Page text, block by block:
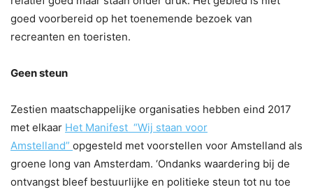
goed voorbereid op het toenemende bezoek van
recreanten en toeristen.
Geen steun
Zestien maatschappelijke organisaties hebben eind 2017
met elkaar Het Manifest “Wij staan voor
Amstelland” opgesteld met voorstellen voor Amstelland als
groene long van Amsterdam. ‘Ondanks waardering bij de
ontvangst bleef bestuurlijke en politieke steun tot nu toe